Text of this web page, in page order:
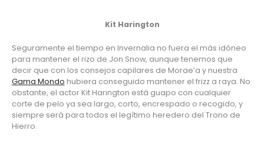
Kit Harington
Seguramente el tiempo en Invernalia no fuera el más idóneo
para mantener el rizo de Jon Snow, aunque tenemos que
Gama Mondo hubiera conseguido mantener el frizz a raya. No
obstante, el actor Kit Harington está guapo con cualquier
corte de pelo ya sea largo, corto, encrespado o recogido, y
siempre será para todos el legítimo heredero del Trono de
Hierro.